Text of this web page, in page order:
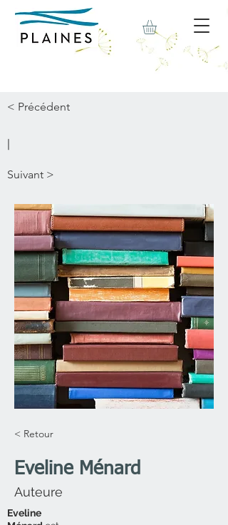
< Précédent
|
Suivant >
< Retour
Eveline Ménard
Auteure
Eveline